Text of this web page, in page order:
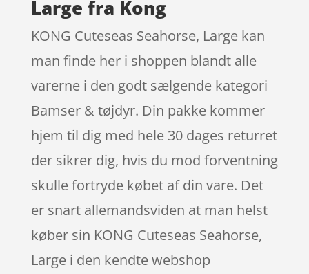
Large fra Kong
KONG Cuteseas Seahorse, Large kan
man finde her i shoppen blandt alle
varerne i den godt sælgende kategori
Bamser & tøjdyr. Din pakke kommer
hjem til dig med hele 30 dages returret
der sikrer dig, hvis du mod forventning
skulle fortryde købet af din vare. Det
er snart allemandsviden at man helst
køber sin KONG Cuteseas Seahorse,
Large i den kendte webshop